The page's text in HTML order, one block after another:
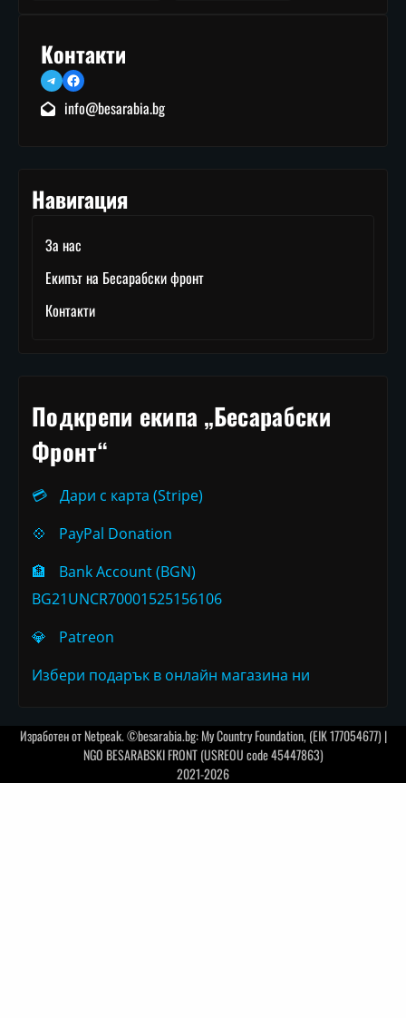
Контакти
TelegramFacebook
info@besarabia.bg
Навигация
За нас
Екипът на Бесарабски фронт
Контакти
Подкрепи екипа „Бесарабски
Фронт“
💳
Дари с карта (Stripe)
💠
PayPal Donation
🏦
Bank Account (BGN)
BG21UNCR70001525156106
💎
Patreon
Избери подарък в онлайн магазина ни
Изработен отNetpeak. ©besarabia.bg: My Country Foundation, (EIK 177054677) |
NGO BESARABSKI FRONT (USREOU code 45447863)
2021-2026